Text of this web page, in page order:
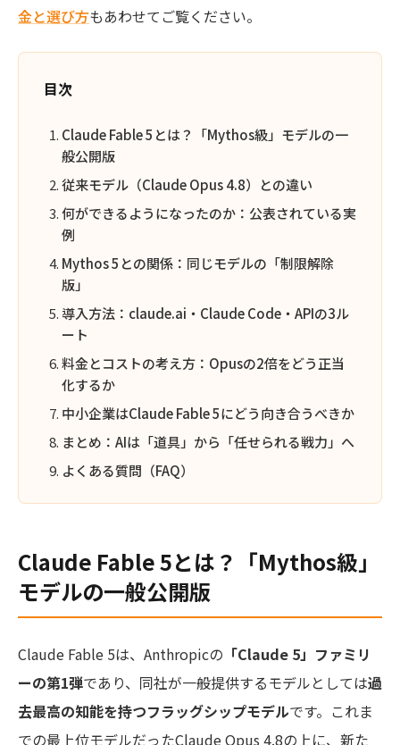
金と選び方もあわせてご覧ください。
目次
Claude Fable 5とは？「Mythos級」モデルの一
般公開版
従来モデル（Claude Opus 4.8）との違い
何ができるようになったのか：公表されている実
例
Mythos 5との関係：同じモデルの「制限解除
版」
導入方法：claude.ai・Claude Code・APIの3ル
ート
料金とコストの考え方：Opusの2倍をどう正当
化するか
中小企業はClaude Fable 5にどう向き合うべきか
まとめ：AIは「道具」から「任せられる戦力」へ
よくある質問（FAQ）
Claude Fable 5とは？「Mythos級」
モデルの一般公開版
Claude Fable 5は、Anthropicの 「Claude 5」ファミリ
ーの第1弾であり、同社が一般提供するモデルとしては過
去最高の知能を持つフラッグシップモデルです。これま
での最上位モデルだったClaude Opus 4.8の上に、新た